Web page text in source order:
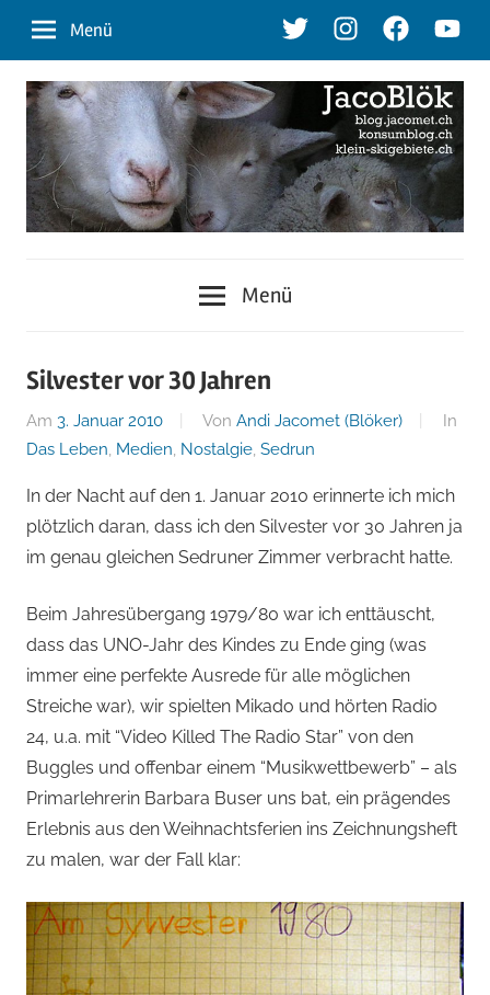
Inhalt
TwitterInstagramFacebook
Menü
der
Blog
von
Andi
Jacomet
klein-
Menü
Silvester vor 30 Jahren
Am 3. Januar 2010 Von Andi Jacomet (Blöker)
In
Das Leben, Medien, Nostalgie, Sedrun
In der Nacht auf den 1. Januar 2010 erinnerte ich mich
plötzlich daran, dass ich den Silvester vor 30 Jahren ja
im genau gleichen Sedruner Zimmer verbracht hatte.
Beim Jahresübergang 1979/80 war ich enttäuscht,
dass das UNO-Jahr des Kindes zu Ende ging (was
immer eine perfekte Ausrede für alle möglichen
Streiche war), wir spielten Mikado und hörten Radio
24, u.a. mit “Video Killed The Radio Star” von den
Buggles und offenbar einem “Musikwettbewerb” – als
Primarlehrerin Barbara Buser uns bat, ein prägendes
Erlebnis aus den Weihnachtsferien ins Zeichnungsheft
zu malen, war der Fall klar: